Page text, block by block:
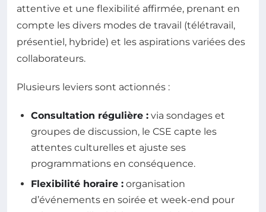
attentive et une flexibilité affirmée, prenant en
compte les divers modes de travail (télétravail,
présentiel, hybride) et les aspirations variées des
collaborateurs.
Plusieurs leviers sont actionnés :
Consultation régulière : via sondages et
groupes de discussion, le CSE capte les
attentes culturelles et ajuste ses
programmations en conséquence.
Flexibilité horaire : organisation
d’événements en soirée et week-end pour